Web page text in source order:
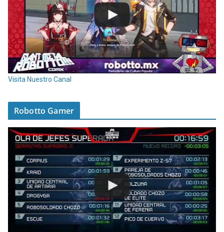
Visita Nuestro Canal
Robotto Gamer